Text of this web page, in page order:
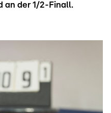
an der 1/2-Finall.